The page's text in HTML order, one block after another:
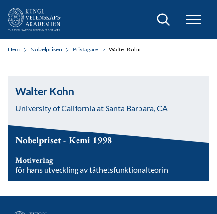
Sök
Hem Nobelprisen Pristagare Walter Kohn
Walter Kohn
University of California at Santa Barbara, CA
Nobelpriset - Kemi 1998
Motivering
för hans utveckling av täthetsfunktionalteorin